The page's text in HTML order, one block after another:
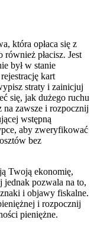
która opłaca się z
płacisz. Jest
był w stanie
kart
straty i zainicjuj
się, jak dużego ruchu
na zawsze i rozpocznij
wstępną
aby zweryfikować
bez
Twoją ekonomię,
jednak pozwala na to,
i objawy fiskalne.
i rozpocznij
pieniężne.